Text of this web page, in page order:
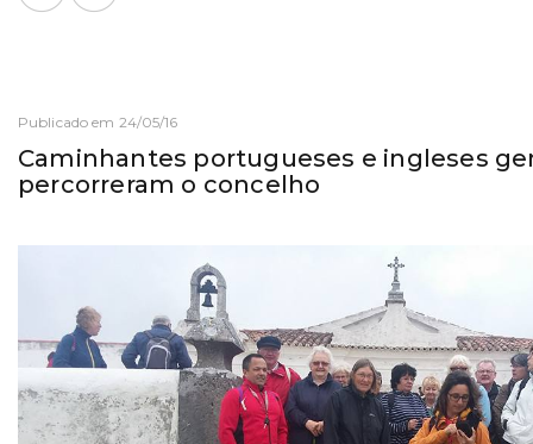
Publicado em 24/05/16
Caminhantes portugueses e ingleses
percorreram o concelho